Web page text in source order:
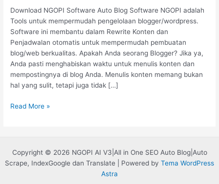
Download NGOPI Software Auto Blog Software NGOPI adalah
Tools untuk mempermudah pengelolaan blogger/wordpress.
Software ini membantu dalam Rewrite Konten dan
Penjadwalan otomatis untuk mempermudah pembuatan
blog/web berkualitas. Apakah Anda seorang Blogger? Jika ya,
Anda pasti menghabiskan waktu untuk menulis konten dan
mempostingnya di blog Anda. Menulis konten memang bukan
hal yang sulit, tetapi juga tidak […]
Read More »
Copyright © 2026 NGOPI AI V3|All in One SEO Auto Blog|Auto
Scrape, IndexGoogle dan Translate | Powered by Tema WordPress
Astra